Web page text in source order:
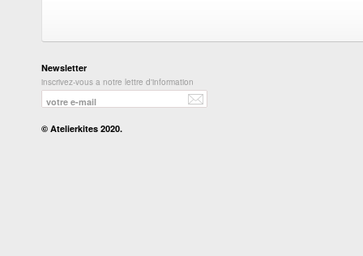
Newsletter
inscrivez-vous a notre lettre d'information
© Atelierkites 2020.